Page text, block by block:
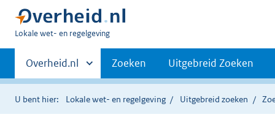
U
hier:
Lokale wet- en regelgeving
Primaire
navigatie
Andere
sites
binnen
Overheid.nl Zoeken Uitgebreid Zoeken
U bent hier: Lokale wet- en regelgeving Uitgebreid zoeken